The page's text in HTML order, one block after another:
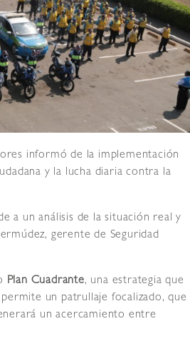
informó de la implementación
y la lucha diaria contra la
a un análisis de la situación real y
gerente de Seguridad
Plan Cuadrante, una estrategia que
un patrullaje focalizado, que
un acercamiento entre